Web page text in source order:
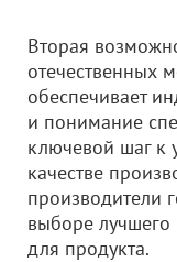
Вторая
отечественных
обеспечивает
и понимание
ключевой шаг к
качестве
производители
выборе
для продукта.